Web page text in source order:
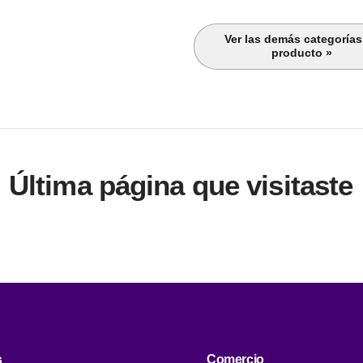
Ver las demás
producto »
Última página que visitaste
Comercio